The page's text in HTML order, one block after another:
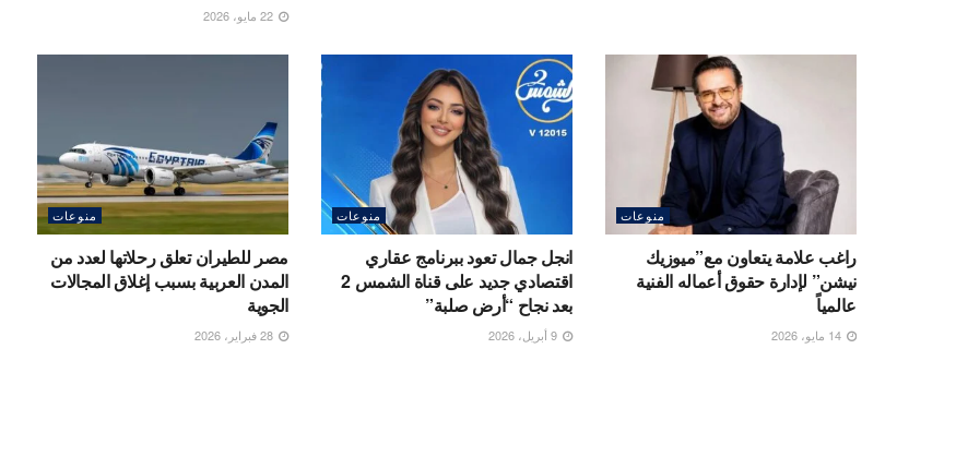
منوعات
راغب علامة يتعاون مع”ميوزيك
نيشن” لإدارة حقوق أعماله الفنية
عالمياً
منوعات
انجل جمال تعود ببرنامج عقاري
اقتصادي جديد على قناة الشمس 2
بعد نجاح “أرض صلبة”
منوعات
مصر للطيران تعلق رحلاتها لعدد من
المدن العربية بسبب إغلاق المجالات
الجوية